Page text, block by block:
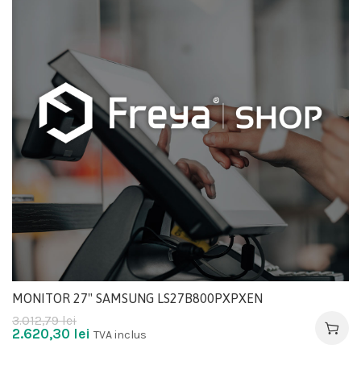
MONITOR 27" SAMSUNG LS27B800PXPXEN
3.012,79lei
2.620,30 lei TVA inclus